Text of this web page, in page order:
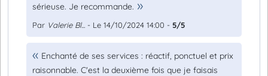
sérieuse. Je recommande.
Par Valerie Bl... - Le 14/10/2024 14:00 - 5/5
Enchanté de ses services : réactif, ponctuel et prix
raisonnable. C'est la deuxième fois que je faisais